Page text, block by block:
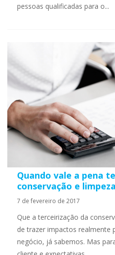
pessoas qualificadas para o...
Quando vale a pena
conservação e
7 de fevereiro de 2017
Que a terceirização da
de trazer impactos realmente
negócio, já sabemos. Mas